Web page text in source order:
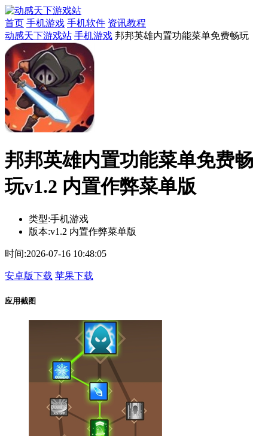
首页 手机游戏 手机软件 资讯教程
动感天下游戏站 手机游戏 邦邦英雄内置功能菜单免费畅玩
邦邦英雄内置功能菜单免费畅
玩v1.2 内置作弊菜单版
类型:手机游戏
版本:v1.2 内置作弊菜单版
时间:2026-07-16 10:48:05
安卓版下载 苹果下载
应用截图